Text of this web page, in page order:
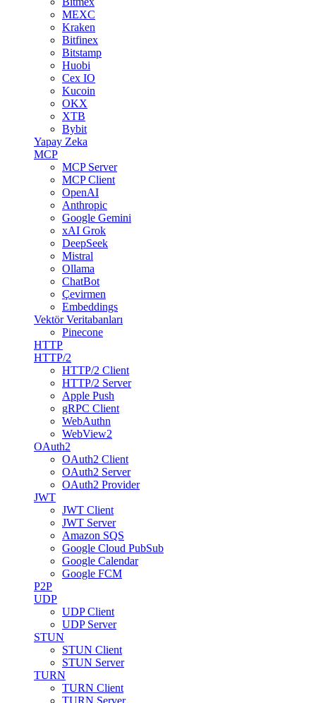
MEXC
Kraken
Bitfinex
Bitstamp
Huobi
Cex IO
Kucoin
OKX
XTB
Bybit
Yapay Zeka
MCP
MCP Server
MCP Client
OpenAI
Anthropic
Google Gemini
xAI Grok
DeepSeek
Mistral
Ollama
ChatBot
Çevirmen
Embeddings
Vektör Veritabanları
Pinecone
HTTP
HTTP/2
HTTP/2 Client
HTTP/2 Server
Apple Push
gRPC Client
WebAuthn
WebView2
OAuth2
OAuth2 Client
OAuth2 Server
OAuth2 Provider
JWT
JWT Client
JWT Server
Amazon SQS
Google Cloud PubSub
Google Calendar
Google FCM
P2P
UDP
UDP Client
UDP Server
STUN
STUN Client
STUN Server
TURN
TURN Client
TURN Server